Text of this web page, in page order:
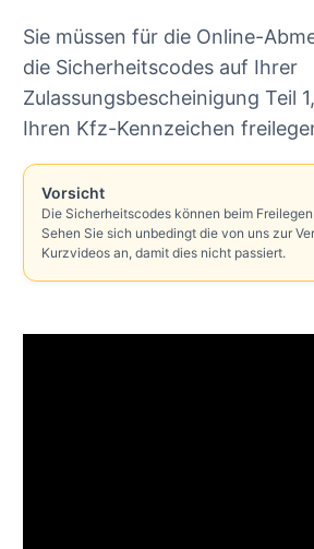
Sie müssen für die Online-
die Sicherheitscodes auf Ihrer
Zulassungsbescheinigung Teil
Ihren Kfz-Kennzeichen
Vorsicht
Die Sicherheitscodes können beim
Sehen Sie sich unbedingt die von uns zur
Kurzvideos an, damit dies nicht passiert.